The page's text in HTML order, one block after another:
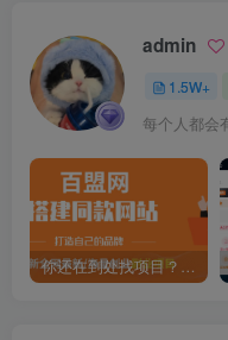
admin
1.5W+
你还在到处找项目？还在当韭菜？我靠卖项目一个月收入5万+，曾经我也是个失败者。